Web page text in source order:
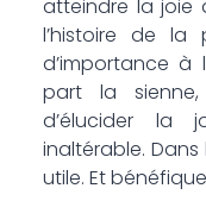
atteindre la joie
l’histoire de la
d’importance à
part la
d’élucider la
inaltérable.
utile. Et